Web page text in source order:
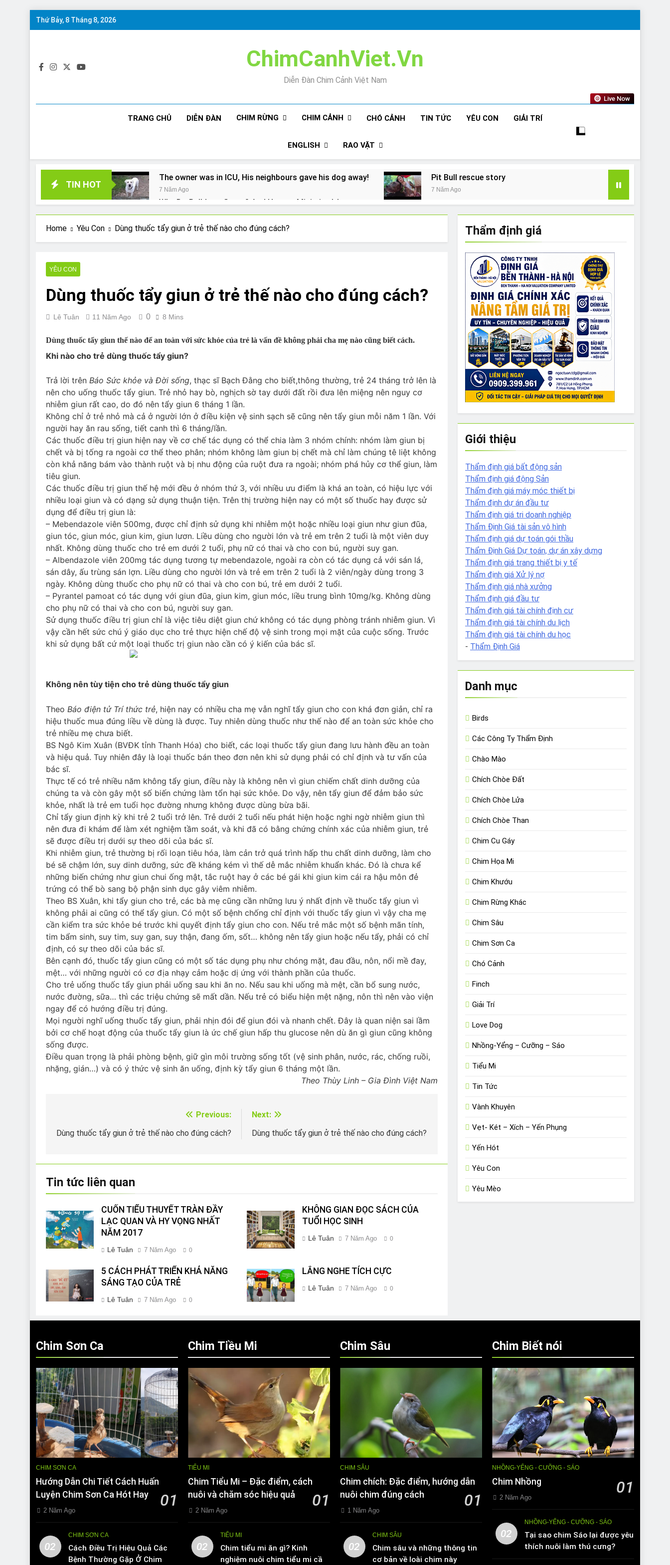
Skip
Thứ Bảy, 8 Tháng 8, 2026
ChimCanhViet.Vn
Diễn Đàn Chim Cảnh Việt Nam
Live Now
TRANG CHỦ DIỄN ĐÀN CHIM RỪNG CHIM CẢNH CHÓ CẢNH TIN TỨC YÊU CON GIẢI TRÍ
ENGLISH RAO VẶT
TIN HOT
The owner was in ICU, His neighbours gave his dog away!
7 Năm Ago
Pit Bull rescue story
7 Năm Ago
Why Do Bulldogs Snore? And How to Minimize It!
7 Năm Ago
Are Bulldogs Lazy? Not as much as you think and here’s why!
The Ultimate Guide to What Bulldogs Can (and can’t) Eat
7 Năm Ago
Can Bulldogs Run Long Distances?
7 Năm Ago
Can Bulldogs Play Fetch? And How to Train Them!
7 Năm Ago
How Often Do I Need to Groom My Bulldog
Home Yêu Con Dùng thuốc tẩy giun ở trẻ thế nào cho đúng cách?
YÊU CON
Dùng thuốc tẩy giun ở trẻ thế nào cho đúng cách?
Lê Tuân 11 Năm Ago 0 8 Mins
Dùng thuốc tẩy giun thế nào để an toàn với sức khỏe của trẻ là vấn đề không phải cha mẹ nào cũng biết cách.
Khi nào cho trẻ dùng thuốc tẩy giun?
Trả lời trên Báo Sức khỏe và Đời sống, thạc sĩ Bạch Đằng cho biết,thông thường, trẻ 24 tháng trở lên là
nên cho uống thuốc tẩy giun. Trẻ nhỏ hay bò, nghịch sờ tay dưới đất rồi đưa lên miệng nên nguy cơ
nhiễm giun rất cao, do đó nên tẩy giun 6 tháng 1 lần.
Không chỉ ở trẻ nhỏ mà cả ở người lớn ở điều kiện vệ sinh sạch sẽ cũng nên tẩy giun mỗi năm 1 lần. Với
người hay ăn rau sống, tiết canh thì 6 tháng/lần.
Các thuốc điều trị giun hiện nay về cơ chế tác dụng có thể chia làm 3 nhóm chính: nhóm làm giun bị
chết và bị tống ra ngoài cơ thể theo phân; nhóm không làm giun bị chết mà chỉ làm chúng tê liệt không
còn khả năng bám vào thành ruột và bị nhu động của ruột đưa ra ngoài; nhóm phá hủy cơ thể giun, làm
tiêu giun.
Các thuốc điều trị giun thế hệ mới đều ở nhóm thứ 3, với nhiều ưu điểm là khá an toàn, có hiệu lực với
nhiều loại giun và có dạng sử dụng thuận tiện. Trên thị trường hiện nay có một số thuốc hay được sử
dụng để điều trị giun là:
– Mebendazole viên 500mg, được chỉ định sử dụng khi nhiễm một hoặc nhiều loại giun như giun đũa,
giun tóc, giun móc, giun kim, giun lươn. Liều dùng cho người lớn và trẻ em trên 2 tuổi là một viên duy
nhất. Không dùng thuốc cho trẻ em dưới 2 tuổi, phụ nữ có thai và cho con bú, người suy gan.
– Albendazole viên 200mg tác dụng tương tự mebendazole, ngoài ra còn có tác dụng cả với sán lá,
sán dây, ấu trùng sán lợn. Liều dùng cho người lớn và trẻ em trên 2 tuổi là 2 viên/ngày dùng trong 3
ngày. Không dùng thuốc cho phụ nữ có thai và cho con bú, trẻ em dưới 2 tuổi.
– Pyrantel pamoat có tác dụng với giun đũa, giun kim, giun móc, liều trung bình 10mg/kg. Không dùng
cho phụ nữ có thai và cho con bú, người suy gan.
Sử dụng thuốc điều trị giun chỉ là việc tiêu diệt giun chứ không có tác dụng phòng tránh nhiễm giun. Vì
vậy cần hết sức chú ý giáo dục cho trẻ thực hiện chế độ vệ sinh trong mọi mặt của cuộc sống. Trước
khi sử dụng bất cứ một loại thuốc trị giun nào cần có ý kiến của bác sĩ.
Không nên tùy tiện cho trẻ dùng thuốc tẩy giun
Theo Báo điện tử Trí thức trẻ, hiện nay có nhiều cha mẹ vẫn nghĩ tẩy giun cho con khá đơn giản, chỉ ra
hiệu thuốc mua đúng liều về dùng là được. Tuy nhiên dùng thuốc như thế nào để an toàn sức khỏe cho
trẻ nhiều mẹ chưa biết.
BS Ngô Kim Xuân (BVĐK tỉnh Thanh Hóa) cho biết, các loại thuốc tẩy giun đang lưu hành đều an toàn
và hiệu quả. Tuy nhiên đây là loại thuốc bán theo đơn nên khi sử dụng phải có chỉ định và tư vấn của
bác sĩ.
Thực tế có trẻ nhiều năm không tẩy giun, điều này là không nên vì giun chiếm chất dinh dưỡng của
chúng ta và còn gây một số biến chứng làm tổn hại sức khỏe. Do vậy, nên tẩy giun để đảm bảo sức
khỏe, nhất là trẻ em tuổi học đường nhưng không được dùng bừa bãi.
Chỉ tẩy giun định kỳ khi trẻ 2 tuổi trở lên. Trẻ dưới 2 tuổi nếu phát hiện hoặc nghi ngờ nhiễm giun thì
nên đưa đi khám để làm xét nghiệm tầm soát, và khi đã có bằng chứng chính xác của nhiễm giun, trẻ
sẽ được điều trị dưới sự theo dõi của bác sĩ.
Khi nhiễm giun, trẻ thường bị rối loạn tiêu hóa, làm cản trở quá trình hấp thu chất dinh dưỡng, làm cho
bé sẽ chậm lớn, suy dinh dưỡng, sức đề kháng kém vì thế dễ mắc nhiễm khuẩn khác. Đó là chưa kể
những biến chứng như giun chui ống mật, tắc ruột hay ở các bé gái khi giun kim cái ra hậu môn đẻ
trứng có thể bò sang bộ phận sinh dục gây viêm nhiễm.
Theo BS Xuân, khi tẩy giun cho trẻ, các bà mẹ cũng cần những lưu ý nhất định về thuốc tẩy giun vì
không phải ai cũng có thể tẩy giun. Có một số bệnh chống chỉ định với thuốc tẩy giun vì vậy cha mẹ
cần kiểm tra sức khỏe bé trước khi quyết định tẩy giun cho con. Nếu trẻ mắc một số bệnh mãn tính,
tim bẩm sinh, suy tim, suy gan, suy thận, đang ốm, sốt… không nên tẩy giun hoặc nếu tẩy, phải có chỉ
định, có sự theo dõi của bác sĩ.
Bên cạnh đó, thuốc tẩy giun cũng có một số tác dụng phụ như chóng mặt, đau đầu, nôn, nổi mề đay,
mệt… với những người có cơ địa nhạy cảm hoặc dị ứng với thành phần của thuốc.
Cho trẻ uống thuốc tẩy giun phải uống sau khi ăn no. Nếu sau khi uống mà mệt, cần bổ sung nước,
nước đường, sữa… thì các triệu chứng sẽ mất dần. Nếu trẻ có biểu hiện mệt nặng, nôn thì nên vào viện
ngay để có hướng điều trị đúng.
Mọi người nghĩ uống thuốc tẩy giun, phải nhịn đói để giun đói và nhanh chết. Đây là quan niện sai lầm
bởi cơ chế hoạt động của thuốc tẩy giun là ức chế giun hấp thu glucose nên dù ăn gì giun cũng không
sống được.
Điều quan trọng là phải phòng bệnh, giữ gìn môi trường sống tốt (vệ sinh phân, nước, rác, chống ruồi,
nhặng, gián…) và có ý thức vệ sinh ăn uống, định kỳ tẩy giun 6 tháng một lần.
Theo Thùy Linh – Gia Đình Việt Nam
hướng
Previous:
Dùng thuốc tẩy giun ở trẻ thế nào cho đúng cách?
Next:
Dùng thuốc tẩy giun ở trẻ thế nào cho đúng cách?
Tin tức liên quan
CUỐN TIỂU THUYẾT TRÀN ĐẦY
LẠC QUAN VÀ HY VỌNG NHẤT
NĂM 2017
Lê Tuân 7 Năm Ago 0
KHÔNG GIAN ĐỌC SÁCH CỦA
TUỔI HỌC SINH
Lê Tuân 7 Năm Ago 0
5 CÁCH PHÁT TRIỂN KHẢ NĂNG
SÁNG TẠO CỦA TRẺ
Lê Tuân 7 Năm Ago 0
LẮNG NGHE TÍCH CỰC
Lê Tuân 7 Năm Ago 0
Thẩm định giá
Giới thiệu
Thẩm định giá bất động sản
Thẩm định giá động Sản
Thẩm định giá máy móc thiết bị
Thẩm định dự án đầu tư
Thẩm định giá tri doanh nghiệp
Thẩm Định Giá tài sản vô hình
Thẩm định giá dự toán gói thầu
Thẩm Định Giá Dự toán, dự án xây dựng
Thẩm định giá trang thiết bị y tế
Thẩm định giá Xử lý nợ
Thẩm định giá nhà xưởng
Thẩm định giá đầu tư
Thẩm định giá tài chính định cư
Thẩm định giá tài chính du lịch
Thẩm định giá tài chính du học
- Thẩm Định Giá
Danh mục
Birds
Các Công Ty Thẩm Định
Chào Mào
Chích Chòe Đất
Chích Chòe Lửa
Chích Chòe Than
Chim Cu Gáy
Chim Họa Mi
Chim Khướu
Chim Rừng Khác
Chim Sâu
Chim Sơn Ca
Chó Cảnh
Finch
Giải Trí
Love Dog
Nhồng-Yểng – Cưỡng – Sáo
Tiểu Mi
Tin Tức
Vành Khuyên
Vẹt- Két – Xích – Yến Phụng
Yến Hót
Yêu Con
Yêu Mèo
Chim Sơn Ca
CHIM SƠN CA
Hướng Dẫn Chi Tiết Cách Huấn
Luyện Chim Sơn Ca Hót Hay
01
2 Năm Ago
02
CHIM SƠN CA
Cách Điều Trị Hiệu Quả Các
Bệnh Thường Gặp Ở Chim
Chim Tiều Mi
TIỂU MI
Chim Tiểu Mi – Đặc điểm, cách
nuôi và chăm sóc hiệu quả
01
2 Năm Ago
02
TIỂU MI
Chim tiểu mi ăn gì? Kinh
nghiệm nuôi chim tiểu mi cần
Chim Sâu
CHIM SÂU
Chim chích: Đặc điểm, hướng dẫn
nuôi chim đúng cách
01
1 Năm Ago
02
CHIM SÂU
Chim sâu và những thông tin
cơ bản về loài chim này
Chim Biết nói
NHỒNG-YỂNG - CƯỠNG - SÁO
Chim Nhồng 01
2 Năm Ago
02
NHỒNG-YỂNG - CƯỠNG - SÁO
Tại sao chim Sáo lại được yêu
thích nuôi làm thú cưng?